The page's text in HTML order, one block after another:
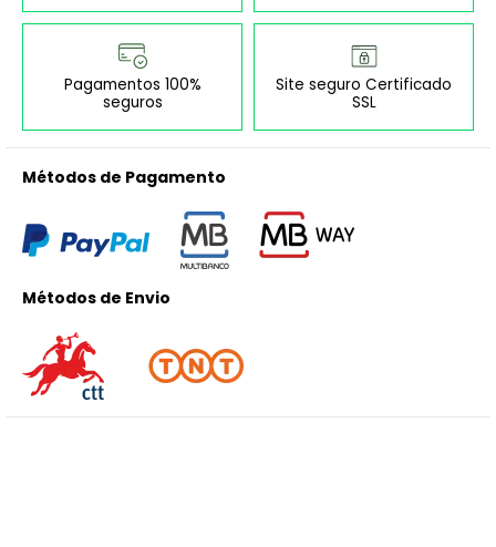
Pagamentos 100%
seguros
Site seguro Certificado
SSL
Métodos de Pagamento
Métodos de Envio